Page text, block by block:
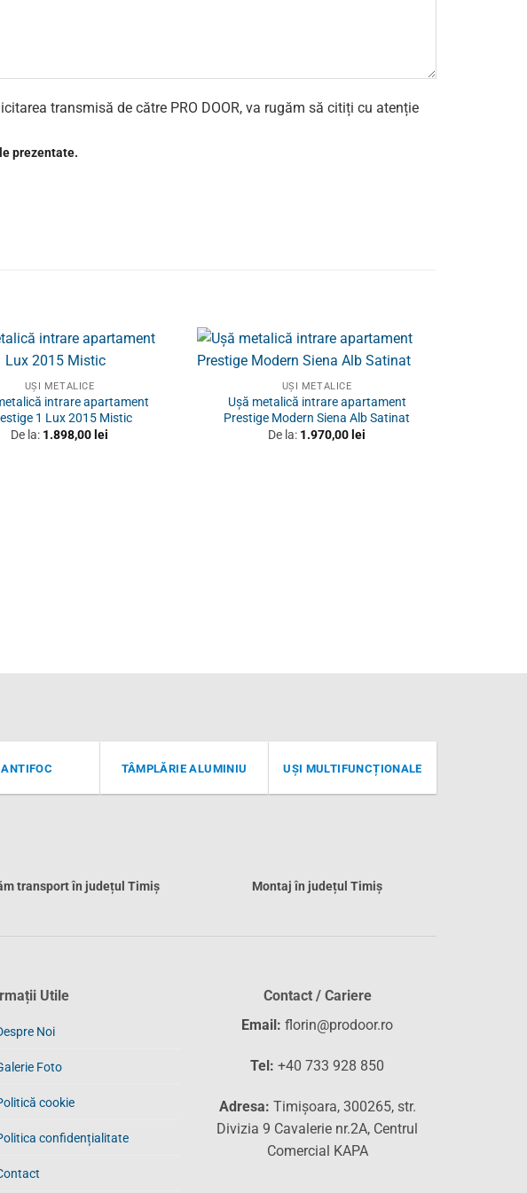
transmisă de către PRO DOOR, va rugăm să citiți cu atenție
prezentate.
UȘI METALICE
intrare apartament
1 Lux 2015 Mistic
De la: 1.898,00lei
UȘI METALICE
Ușă metalică intrare apartament
Prestige Modern Siena Alb Satinat
De la: 1.970,00lei
TÂMPLĂRIE ALUMINIU UȘI MULTIFUNCȚIONALE
transport în județul Timiș Montaj în județul Timiș
Utile
Noi
Foto
cookie
confidențialitate
Contact / Cariere
Email: florin@prodoor.ro
Tel: +40 733 928 850
Adresa: Timișoara, 300265, str.
Divizia 9 Cavalerie nr.2A, Centrul
Comercial KAPA